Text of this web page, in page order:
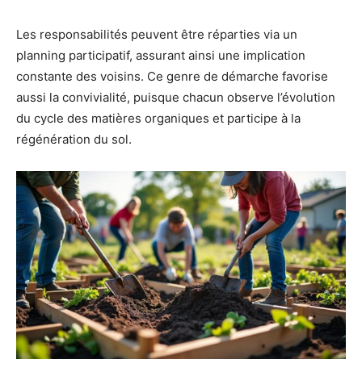
Les responsabilités peuvent être réparties via un
planning participatif, assurant ainsi une implication
constante des voisins. Ce genre de démarche favorise
aussi la convivialité, puisque chacun observe l’évolution
du cycle des matières organiques et participe à la
régénération du sol.